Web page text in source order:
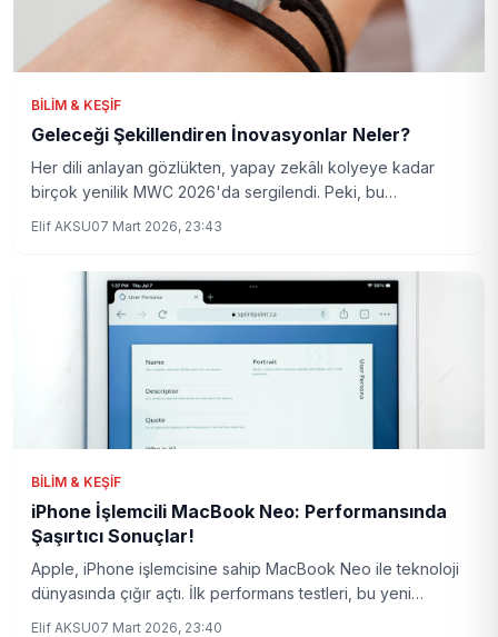
BILIM & KEŞIF
Geleceği Şekillendiren İnovasyonlar Neler?
Her dili anlayan gözlükten, yapay zekâlı kolyeye kadar
birçok yenilik MWC 2026'da sergilendi. Peki, bu
Elif AKSU07 Mart 2026, 23:43
BILIM & KEŞIF
iPhone İşlemcili MacBook Neo: Performansında
Şaşırtıcı Sonuçlar!
Apple, iPhone işlemcisine sahip MacBook Neo ile teknoloji
dünyasında çığır açtı. İlk performans testleri, bu yeni
Elif AKSU07 Mart 2026, 23:40